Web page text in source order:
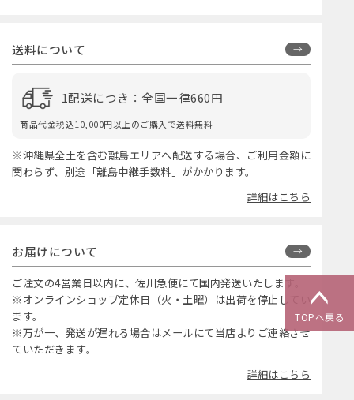
TOPへ戻る
送料について
1配送につき：全国一律660円
商品代金税込10,000円以上のご購入で送料無料
※沖縄県全土を含む離島エリアへ配送する場合、ご利用金額に
関わらず、別途「離島中継手数料」がかかります。
詳細はこちら
お届けについて
ご注文の4営業日以内に、佐川急便にて国内発送いたします。
※オンラインショップ定休日（火・土曜）は出荷を停止してい
ます。
※万が一、発送が遅れる場合はメールにて当店よりご連絡させ
ていただきます。
詳細はこちら